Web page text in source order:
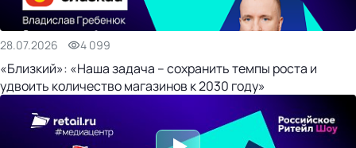
28.07.2026 4 099
«Близкий»: «Наша задача – сохранить темпы роста и
удвоить количество магазинов к 2030 году»